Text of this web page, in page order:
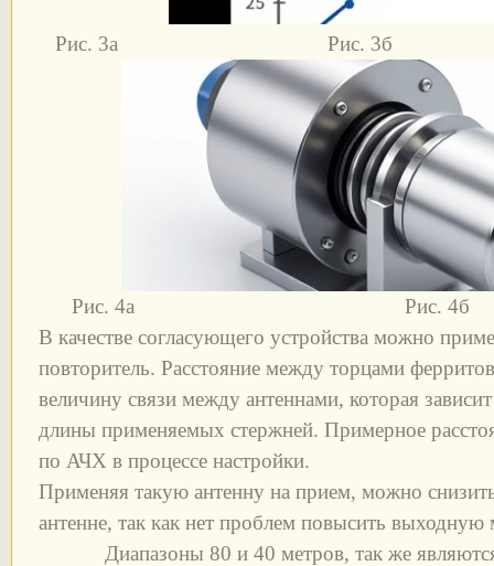
Рис. 3а Рис. 3б
Рис. 4а Рис. 4б
В качестве согласующего устройства можно
повторитель. Расстояние между торцами
величину связи между антеннами, которая
длины применяемых стержней. Примерное
по АЧХ в процессе настройки.
Применяя такую антенну на прием, можно
антенне, так как нет проблем повысить выходную
Диапазоны 80 и 40 метров, так же являются